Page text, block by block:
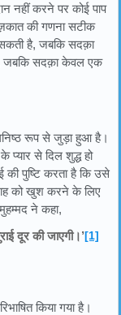
नहीं करने पर कोई पाप
की गणना सटीक
सकती है, जबकि सदक़ा
जबकि सदक़ा केवल एक
रूप से जुड़ा हुआ है।
से दिल शुद्ध हो
की पुष्टि करता है कि उसे
को खुश करने के लिए
ने कहा,
दूर की जाएगी।’[1]
किया गया है।